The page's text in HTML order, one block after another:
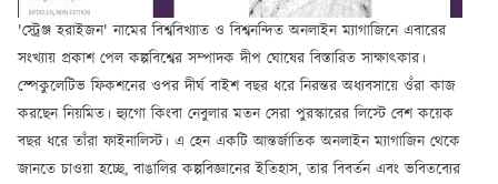
'স্ট্রেঞ্জ হরাইজন' নামের বিশ্ববিখ্যাত ও বিশ্বনন্দিত অনলাইন ম্যাগাজিনে এবারের
সংখ্যায় প্রকাশ পেল কল্পবিশ্বের সম্পাদক দীপ ঘোষের বিস্তারিত সাক্ষাৎকার।
স্পেকুলেটিভ ফিকশনের ওপর দীর্ঘ বাইশ বছর ধরে নিরন্তর অধ্যবসায়ে ওঁরা কাজ
করছেন নিয়মিত। হ্যুগো কিংবা নেবুলার মতন সেরা পুরস্কারের লিস্টে বেশ কয়েক
বছর ধরে তাঁরা ফাইনালিস্ট। এ হেন একটি আন্তর্জাতিক অনলাইন ম্যাগাজিন থেকে
জানতে চাওয়া হচ্ছে, বাঙালির কল্পবিজ্ঞানের ইতিহাস, তার বিবর্তন এবং ভবিতব্যের